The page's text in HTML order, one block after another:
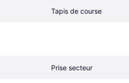
Tapis de course
Prise secteur